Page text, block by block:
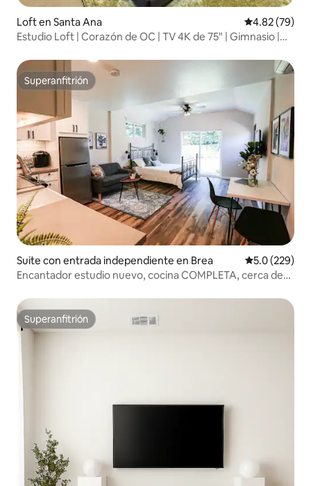
Loft en Santa Ana Calificación
4.82 (79)
Estudio Loft | Corazón de OC | TV 4K de 75" | Gimnasio |
Superanfitrión
Superanfitrión
Suite con entrada independiente en Brea Calificación
5.0 (229)
Encantador estudio nuevo, cocina COMPLETA, cerca de
Superanfitrión
Superanfitrión